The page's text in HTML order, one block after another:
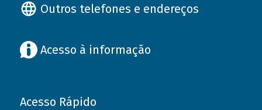
Outros telefones e endereços
Acesso à informação
Acesso Rápido